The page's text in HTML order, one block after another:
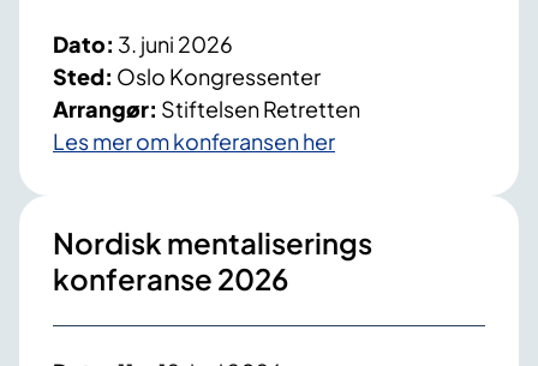
e
Dato: 3. juni 2026
Sted: Oslo Kongressenter
Arrangør: Stiftelsen Retretten
Les mer om konferansen her
Nordisk mentaliserings
konferanse 2026